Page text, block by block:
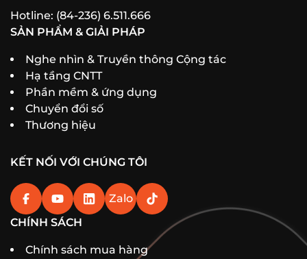
Hotline: (84-236) 6.511.666
SẢN PHẨM & GIẢI PHÁP
Nghe nhìn & Truyền thông Cộng tác
Hạ tầng CNTT
Phần mềm & ứng dụng
Chuyển đổi số
Thương hiệu
KẾT NỐI VỚI CHÚNG TÔI
Zalo
CHÍNH SÁCH
Chính sách mua hàng